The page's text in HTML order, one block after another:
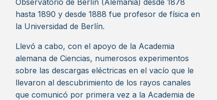
Observatorio de Berlín (Alemania) desde 1878
hasta 1890 y desde 1888 fue profesor de física en
la Universidad de Berlín.
Llevó a cabo, con el apoyo de la Academia
alemana de Ciencias, numerosos experimentos
sobre las descargas eléctricas en el vacío que le
llevaron al descubrimiento de los rayos canales
que comunicó por primera vez a la Academia de